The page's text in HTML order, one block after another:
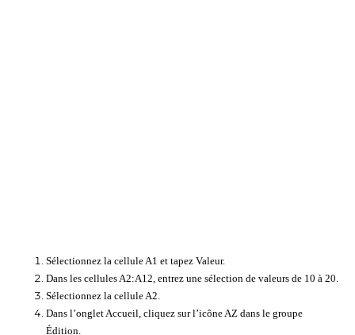
Sélectionnez la cellule A1 et tapez Valeur.
Dans les cellules A2:A12, entrez une sélection de valeurs de 10 à 20.
Sélectionnez la cellule A2.
Dans l’onglet Accueil, cliquez sur l’icône AZ dans le groupe
Édition.